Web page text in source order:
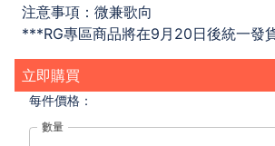
注意事項：微兼歌向
***RG專區商品將在9月20日後統一發
立即購買
每件價格：
數量